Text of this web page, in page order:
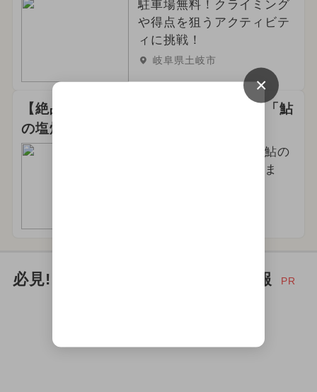
駐車場無料！クライミング
や得点を狙うアクティビテ
ィに挑戦！
岐阜県土岐市
【絶品】 子どもも大人も大絶賛！！ 「鮎
の塩焼き」
炭火でじっくり焼いた鮎の
塩焼きを販売しておりま
必見! お出かけ家族にイチオシ情報 PR
×